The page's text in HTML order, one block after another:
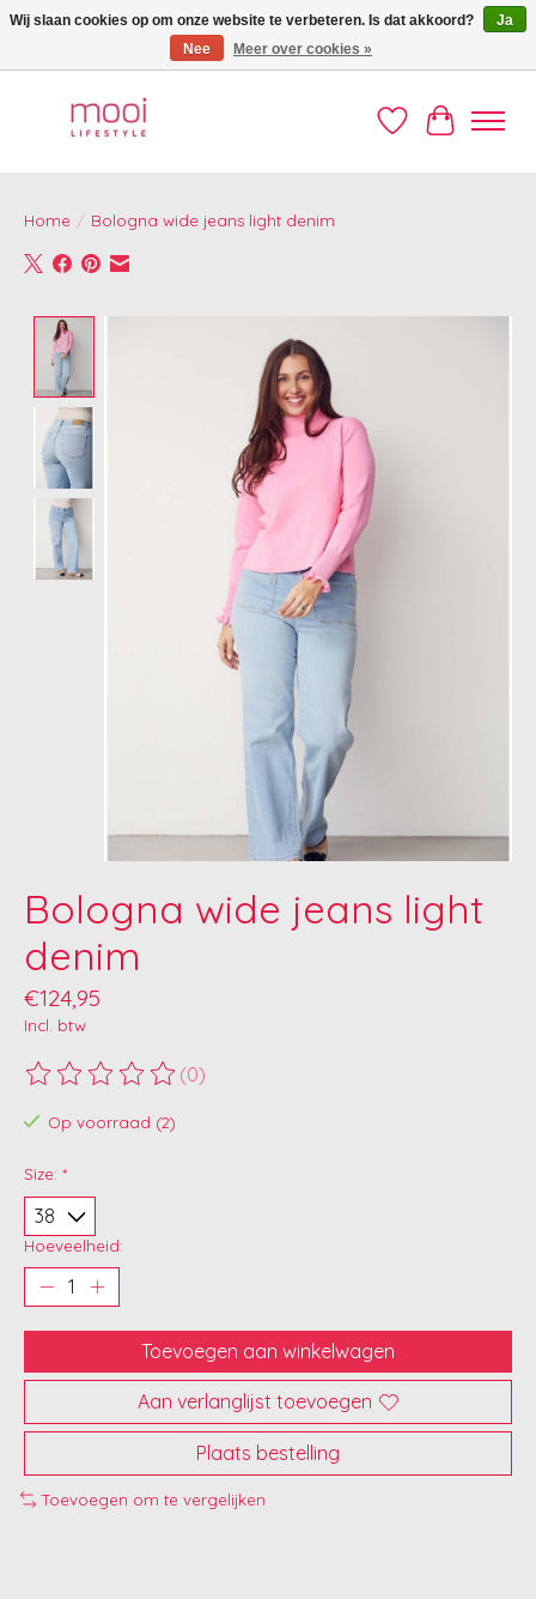
Welkom op de Mooi webshop!
Verlanglijst
Home / Bologna wide jeans light denim
Bologna wide jeans light
denim
€124,95
Incl. btw
De beoordeling van dit product is
(0)
Op voorraad (2)
Size: *
Hoeveelheid:
Toevoegen aan winkelwagen
Aan verlanglijst toevoegen
Plaats bestelling
Toevoegen om te vergelijken
Wij slaan cookies op om onze website te verbeteren. Is dat akkoord?
Ja
Nee
Meer over cookies »